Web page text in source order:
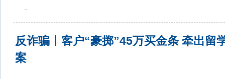
..
反诈骗丨客户“豪掷”45万买金条 牵出留
案